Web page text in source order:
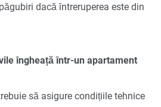
dacă întreruperea este din
îngheață într-un apartament
să asigure condițiile tehnice